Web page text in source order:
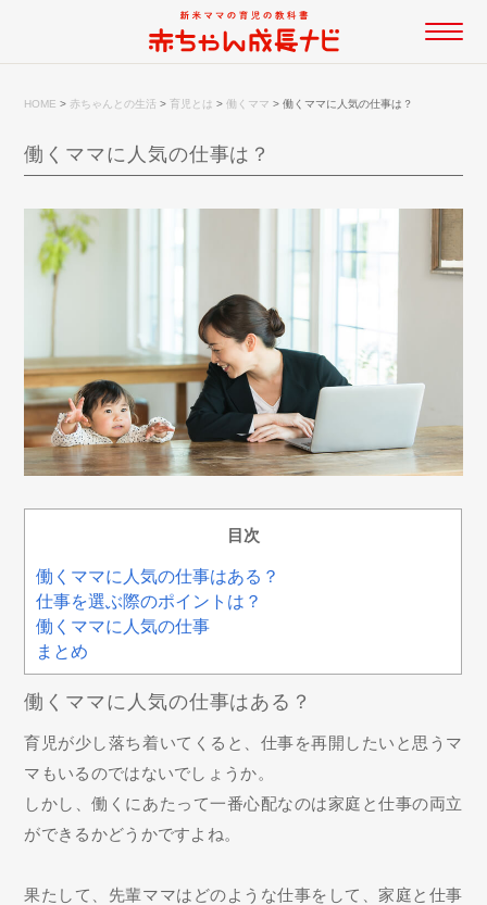
HOME > 赤ちゃんとの生活 >育児とは >働くママ >働くママに人気の仕事は？
働くママに人気の仕事は？
目次
働くママに人気の仕事はある？
仕事を選ぶ際のポイントは？
働くママに人気の仕事
まとめ
働くママに人気の仕事はある？
育児が少し落ち着いてくると、仕事を再開したいと思うマ
マもいるのではないでしょうか。
しかし、働くにあたって一番心配なのは家庭と仕事の両立
ができるかどうかですよね。
果たして、先輩ママはどのような仕事をして、家庭と仕事